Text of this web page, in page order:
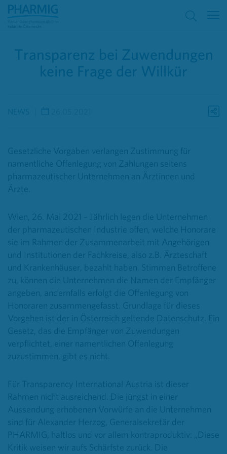
Transparenz bei Zuwendungen
keine Frage der Willkür
NEWS
Gesetzliche Vorgaben verlangen Zustimmung für
namentliche Offenlegung von Zahlungen seitens
pharmazeutischer Unternehmen an Ärztinnen und
Ärzte.
Wien, 26. Mai 2021 – Jährlich legen die Unternehmen
der pharmazeutischen Industrie offen, welche Honorare
sie im Rahmen der Zusammenarbeit mit Angehörigen
und Institutionen der Fachkreise, also z.B. Ärzteschaft
und Krankenhäuser, bezahlt haben. Stimmen Betroffene
zu, können die Unternehmen die Namen der Empfänger
angeben, andernfalls erfolgt die Offenlegung von
Honoraren zusammengefasst. Grundlage für dieses
Vorgehen ist der in Österreich geltende Datenschutz. Ein
Gesetz, das die Empfänger von Zuwendungen
verpflichtet, einer namentlichen Offenlegung
zuzustimmen, gibt es nicht.
Für Transparency International Austria ist dieser
Rahmen nicht ausreichend. Die jüngst in einer
Aussendung erhobenen Vorwürfe an die Unternehmen
sind für Alexander Herzog, Generalsekretär der
PHARMIG, haltlos und vor allem kontraproduktiv: „Diese
Kritik weisen wir aufs Schärfste zurück. Die